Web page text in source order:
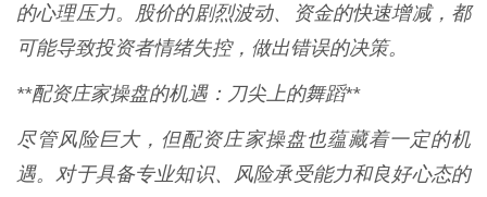
的心理压力。股价的剧烈波动、资金的快速增减，都
可能导致投资者情绪失控，做出错误的决策。
**配资庄家操盘的机遇：刀尖上的舞蹈**
尽管风险巨大，但配资庄家操盘也蕴藏着一定的机
遇。对于具备专业知识、风险承受能力和良好心态的